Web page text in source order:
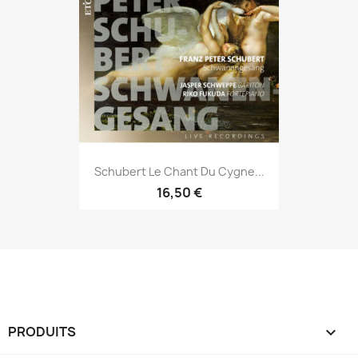
Schubert Le Chant Du Cygne...
16,50 €
PRODUITS 